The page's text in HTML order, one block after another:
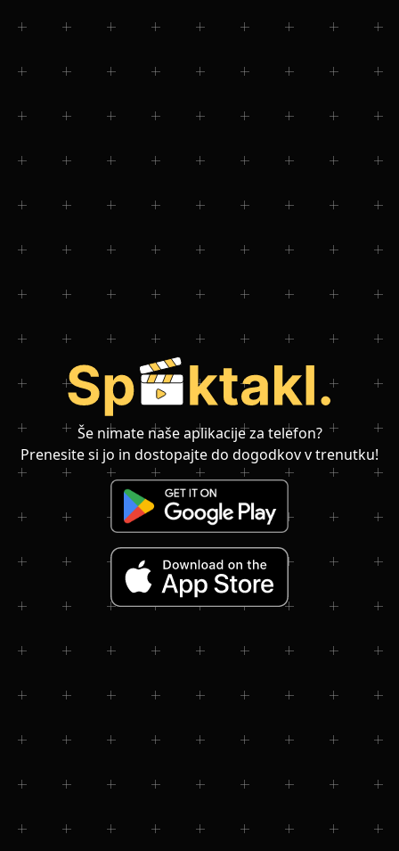
Še nimate naše aplikacije za telefon?
Prenesite si jo in dostopajte do dogodkov v trenutku!